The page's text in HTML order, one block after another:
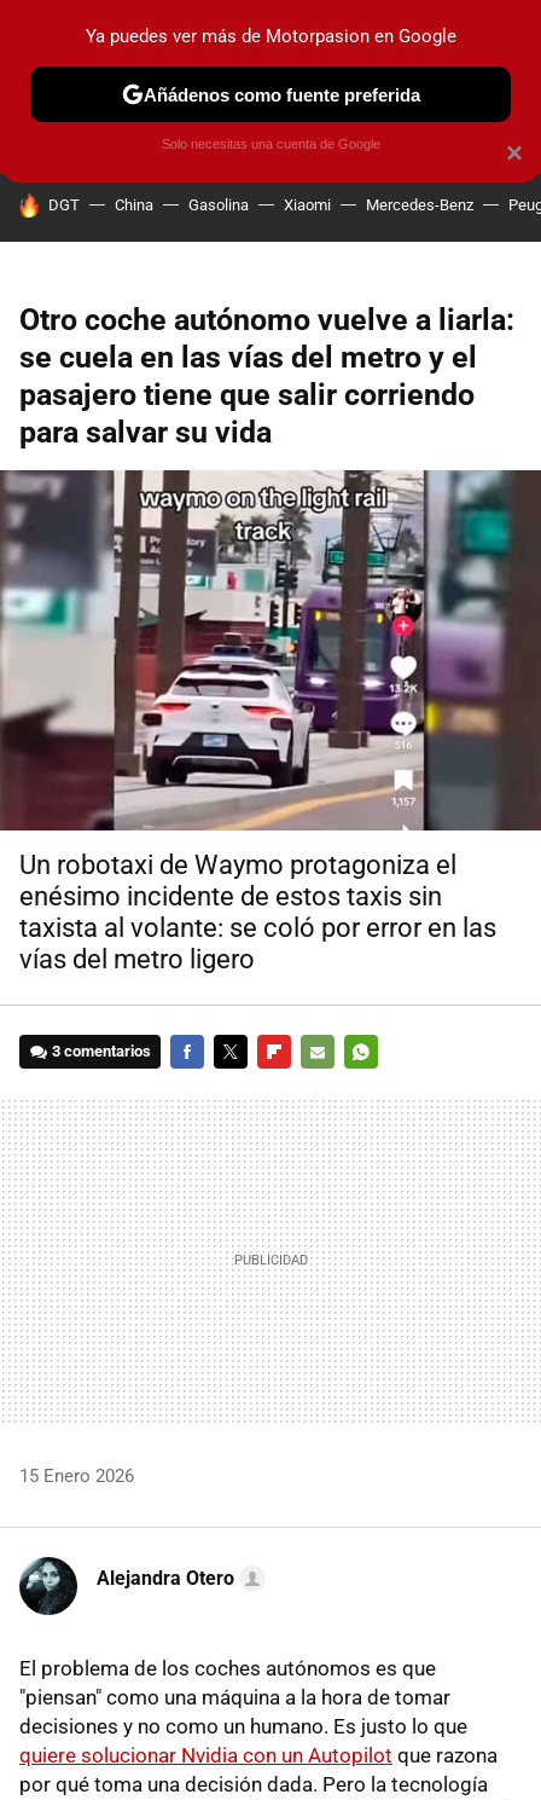
PRUEBAS COCHES ELÉCTRICOS OBSERVATORIO
HOY SE HABLA DE
DGT China Gasolina Xiaomi Mercedes-Benz
Otro coche autónomo vuelve a liarla:
se cuela en las vías del metro y el
pasajero tiene que salir corriendo
para salvar su vida
Un robotaxi de Waymo protagoniza el
enésimo incidente de estos taxis sin
taxista al volante: se coló por error en las
vías del metro ligero
3 comentarios
MAIL
15 Enero 2026
Alejandra Otero
El problema de los coches autónomos es que
"piensan" como una máquina a la hora de tomar
decisiones y no como un humano. Es justo lo que
quiere solucionar Nvidia con un Autopilot que razona
por qué toma una decisión dada. Pero la tecnología
×
Ya puedes ver más de Motorpasion en Google
Añádenos como fuente preferida
Solo necesitas una cuenta de Google